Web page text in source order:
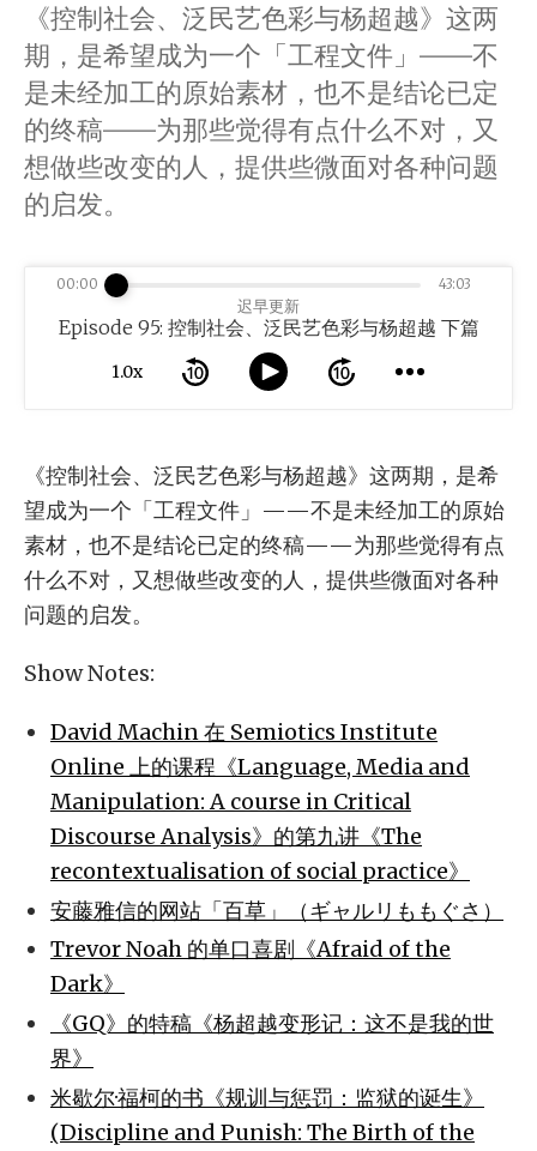
《控制社会、泛民艺色彩与杨超越》这两
期，是希望成为一个「工程文件」——不
是未经加工的原始素材，也不是结论已定
的终稿——为那些觉得有点什么不对，又
想做些改变的人，提供些微面对各种问题
的启发。
迟早更新
Episode 95: 控制社会、泛民艺色彩与杨超越 下篇
1.0x
00:00 43:03
《控制社会、泛民艺色彩与杨超越》这两期，是希
望成为一个「工程文件」——不是未经加工的原始
素材，也不是结论已定的终稿——为那些觉得有点
什么不对，又想做些改变的人，提供些微面对各种
问题的启发。
Show Notes:
David Machin 在 Semiotics Institute
Online 上的课程《Language, Media and
Manipulation: A course in Critical
Discourse Analysis》的第九讲《The
recontextualisation of social practice》
安藤雅信的网站「百草」（ギャルリももぐさ）
Trevor Noah 的单口喜剧《Afraid of the
Dark》
《GQ》的特稿《杨超越变形记：这不是我的世
界》
米歇尔·福柯的书《规训与惩罚：监狱的诞生》
(Discipline and Punish: The Birth of the